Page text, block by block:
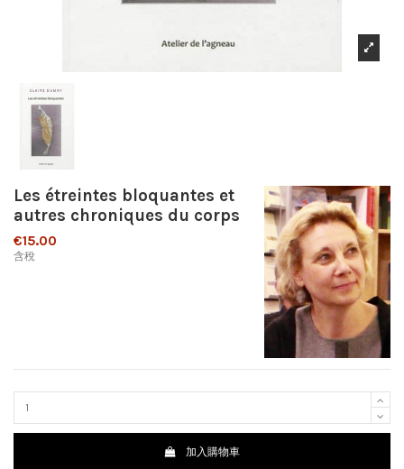
Les étreintes bloquantes et
autres chroniques du corps
€15.00
含稅
加入購物車